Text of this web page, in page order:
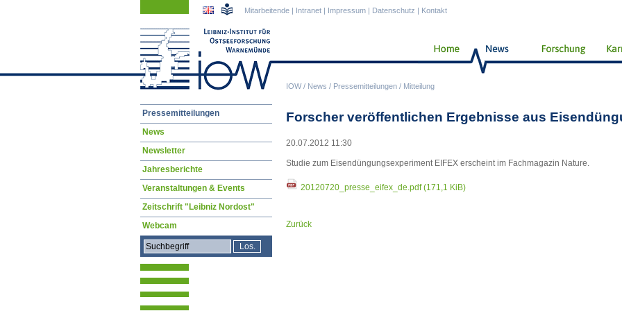
IOW/ News / Pressemitteilungen / Mitteilung
Mitarbeitende | Intranet | Impressum | Datenschutz | Kontakt
Forscher veröffentlichen Ergebnisse aus
20.07.2012 11:30
Studie zum Eisendüngungsexperiment EIFEX erscheint im Fachmagazin Nature.
20120720_presse_eifex_de.pdf(171,1 KiB)
Zurück
Navigation
Pressemitteilungen
News
Newsletter
Jahresberichte
Veranstaltungen & Events
Zeitschrift "Leibniz Nordost"
Webcam